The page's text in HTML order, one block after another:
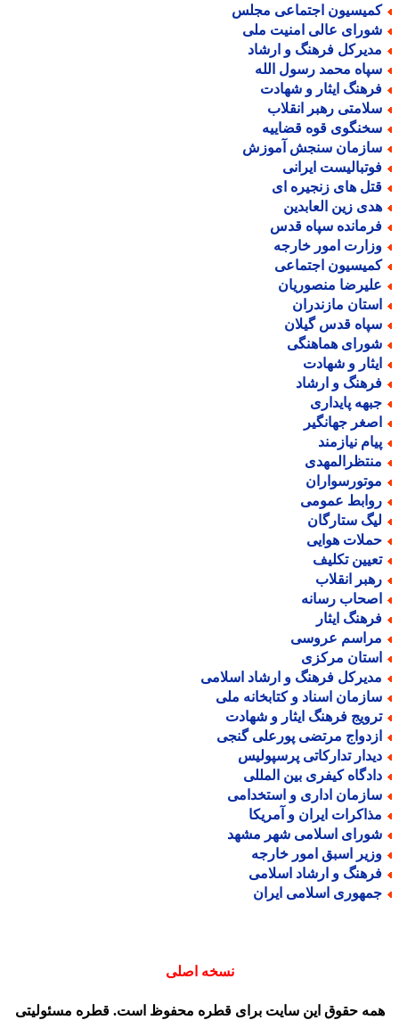
اجتماعی مجلس
عالی امنیت ملی
فرهنگ و ارشاد
محمد رسول الله
ایثار و شهادت
رهبر انقلاب
قوه قضاییه
سنجش آموزش
ایرانی
های زنجیره ای
زین العابدین
سپاه قدس
امور خارجه
اجتماعی
منصوریان
مازندران
قدس گیلان
هماهنگی
و شهادت
و ارشاد
پایداری
جهانگیر
نیازمند
عمومی
ستارگان
هوایی
تکلیف
انقلاب
رسانه
ایثار
عروسی
مرکزی
فرهنگ و ارشاد اسلامی
اسناد و کتابخانه ملی
فرهنگ ایثار و شهادت
مرتضی پورعلی گنجی
تدارکاتی پرسپولیس
کیفری بین المللی
اداری و استخدامی
ایران و آمریکا
اسلامی شهر مشهد
اسبق امور خارجه
و ارشاد اسلامی
اسلامی ایران
نسخه اصلی
حقوق این سایت برای قطره محفوظ است. قطره مسئولیتی